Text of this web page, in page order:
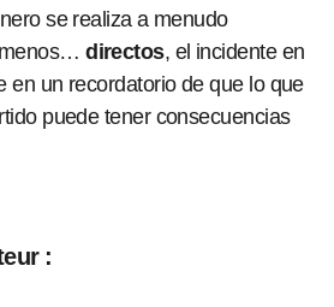
se realiza a menudo
menos…directos, el incidente en
en un recordatorio de que lo que
puede tener consecuencias
: